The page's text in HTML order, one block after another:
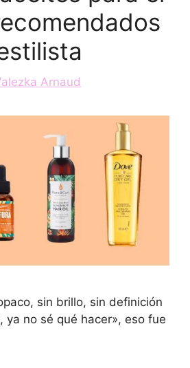
Arnaud
sin brillo, sin definición
ya no sé qué hacer», eso fue